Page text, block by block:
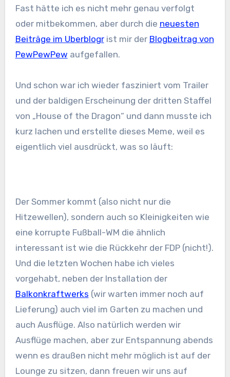
Fast hätte ich es nicht mehr genau verfolgt
oder mitbekommen, aber durch die neuesten
Beiträge im Uberblogrist mir der Blogbeitrag von
PewPewPew aufgefallen.
Und schon war ich wieder fasziniert vom Trailer
und der baldigen Erscheinung der dritten Staffel
von „House of the Dragon“ und dann musste ich
kurz lachen und erstellte dieses Meme, weil es
eigentlich viel ausdrückt, was so läuft:
Der Sommer kommt (also nicht nur die
Hitzewellen), sondern auch so Kleinigkeiten wie
eine korrupte Fußball-WM die ähnlich
interessant ist wie die Rückkehr der FDP (nicht!).
Und die letzten Wochen habe ich vieles
vorgehabt, neben der Installation der
Balkonkraftwerks (wir warten immer noch auf
Lieferung) auch viel im Garten zu machen und
auch Ausflüge. Also natürlich werden wir
Ausflüge machen, aber zur Entspannung abends
wenn es draußen nicht mehr möglich ist auf der
Lounge zu sitzen, dann freuen wir uns auf